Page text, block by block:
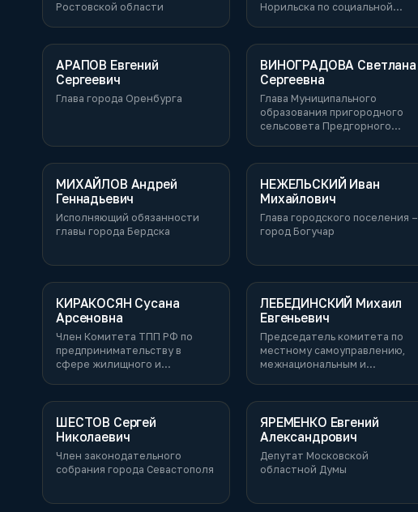
Ростовской области
Норильска по социальной
АРАПОВ Евгений
Сергеевич
Глава города Оренбурга
ВИНОГРАДОВА Светлана
Сергеевна
Глава Муниципального
образования пригородного
сельсовета Предгорного
МИХАЙЛОВ Андрей
Геннадьевич
Исполняющий обязанности
главы города Бердска
НЕЖЕЛЬСКИЙ Иван
Михайлович
Глава городского поселения –
город Богучар
КИРАКОСЯН Сусана
Арсеновна
Член Комитета ТПП РФ по
предпринимательству в
сфере жилищного и
ЛЕБЕДИНСКИЙ Михаил
Евгеньевич
Председатель комитета по
местному самоуправлению,
межнациональным и
области
ШЕСТОВ Сергей
Николаевич
Член законодательного
собрания города Севастополя
ЯРЕМЕНКО Евгений
Александрович
Депутат Московской
областной Думы